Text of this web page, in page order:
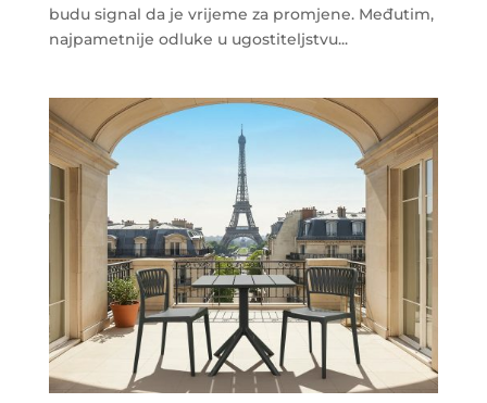
budu signal da je vrijeme za promjene. Međutim,
najpametnije odluke u ugostiteljstvu...